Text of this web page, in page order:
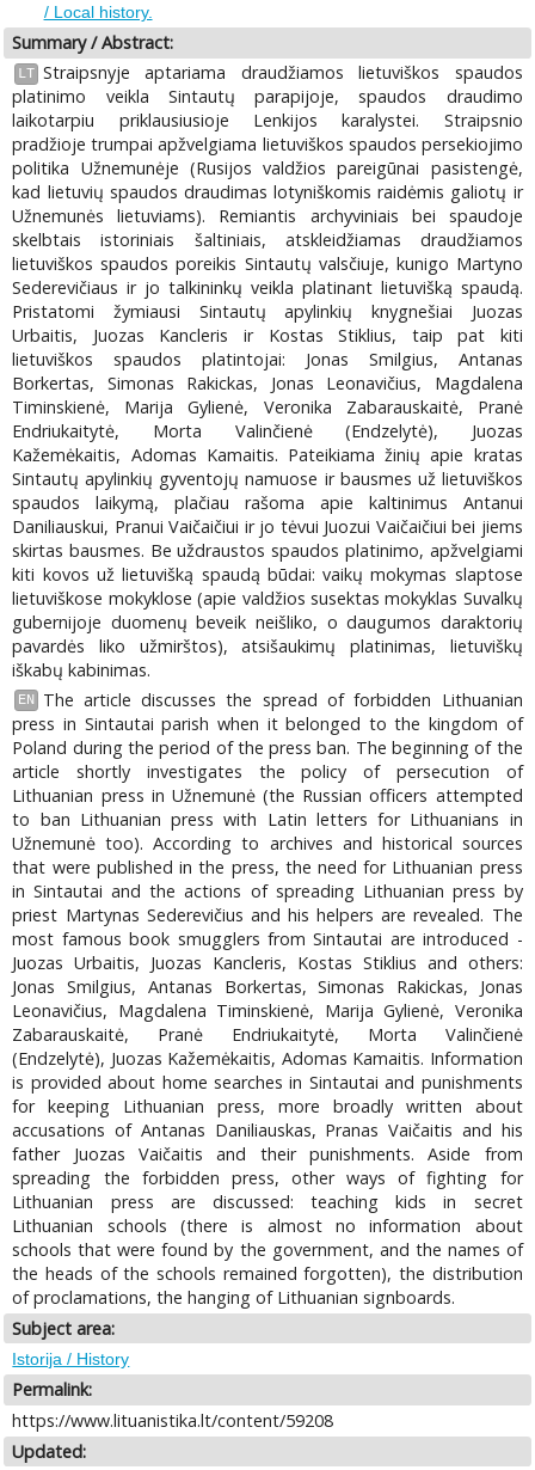
/ Local history.
Summary / Abstract:
LT Straipsnyje aptariama draudžiamos lietuviškos spaudos
platinimo veikla Sintautų parapijoje, spaudos draudimo
laikotarpiu priklausiusioje Lenkijos karalystei. Straipsnio
pradžioje trumpai apžvelgiama lietuviškos spaudos persekiojimo
politika Užnemunėje (Rusijos valdžios pareigūnai pasistengė,
kad lietuvių spaudos draudimas lotyniškomis raidėmis galiotų ir
Užnemunės lietuviams). Remiantis archyviniais bei spaudoje
skelbtais istoriniais šaltiniais, atskleidžiamas draudžiamos
lietuviškos spaudos poreikis Sintautų valsčiuje, kunigo Martyno
Sederevičiaus ir jo talkininkų veikla platinant lietuvišką spaudą.
Pristatomi žymiausi Sintautų apylinkių knygnešiai Juozas
Urbaitis, Juozas Kancleris ir Kostas Stiklius, taip pat kiti
lietuviškos spaudos platintojai: Jonas Smilgius, Antanas
Borkertas, Simonas Rakickas, Jonas Leonavičius, Magdalena
Timinskienė, Marija Gylienė, Veronika Zabarauskaitė, Pranė
Endriukaitytė, Morta Valinčienė (Endzelytė), Juozas
Kažemėkaitis, Adomas Kamaitis. Pateikiama žinių apie kratas
Sintautų apylinkių gyventojų namuose ir bausmes už lietuviškos
spaudos laikymą, plačiau rašoma apie kaltinimus Antanui
Daniliauskui, Pranui Vaičaičiui ir jo tėvui Juozui Vaičaičiui bei jiems
skirtas bausmes. Be uždraustos spaudos platinimo, apžvelgiami
kiti kovos už lietuvišką spaudą būdai: vaikų mokymas slaptose
lietuviškose mokyklose (apie valdžios susektas mokyklas Suvalkų
gubernijoje duomenų beveik neišliko, o daugumos daraktorių
pavardės liko užmirštos), atsišaukimų platinimas, lietuviškų
iškabų kabinimas.
EN
The article discusses the spread of forbidden Lithuanian
press in Sintautai parish when it belonged to the kingdom of
Poland during the period of the press ban. The beginning of the
article shortly investigates the policy of persecution of
Lithuanian press in Užnemunė (the Russian officers attempted
to ban Lithuanian press with Latin letters for Lithuanians in
Užnemunė too). According to archives and historical sources
that were published in the press, the need for Lithuanian press
in Sintautai and the actions of spreading Lithuanian press by
priest Martynas Sederevičius and his helpers are revealed. The
most famous book smugglers from Sintautai are introduced -
Juozas Urbaitis, Juozas Kancleris, Kostas Stiklius and others:
Jonas Smilgius, Antanas Borkertas, Simonas Rakickas, Jonas
Leonavičius, Magdalena Timinskienė, Marija Gylienė, Veronika
Zabarauskaitė, Pranė Endriukaitytė, Morta Valinčienė
(Endzelytė), Juozas Kažemėkaitis, Adomas Kamaitis. Information
is provided about home searches in Sintautai and punishments
for keeping Lithuanian press, more broadly written about
accusations of Antanas Daniliauskas, Pranas Vaičaitis and his
father Juozas Vaičaitis and their punishments. Aside from
spreading the forbidden press, other ways of fighting for
Lithuanian press are discussed: teaching kids in secret
Lithuanian schools (there is almost no information about
schools that were found by the government, and the names of
the heads of the schools remained forgotten), the distribution
of proclamations, the hanging of Lithuanian signboards.
Subject area:
Istorija / History
Permalink:
https://www.lituanistika.lt/content/59208
Updated: